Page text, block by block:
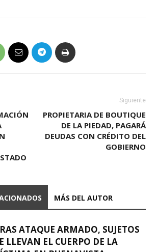
Siguiente
PROPIETARIA DE BOUTIQUE
DE LA PIEDAD, PAGARÁ
DEUDAS CON CRÉDITO DEL
GOBIERNO
MÁS DEL AUTOR
ATAQUE ARMADO, SUJETOS
LLEVAN EL CUERPO DE LA